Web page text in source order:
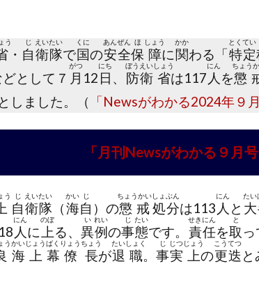
う
・ 自
じ
衛
えい
隊
たい
で国
くに
の安
あん
全
ぜん
保
ほ
障
しょう
に関
かか
わる「特
とく
定
てい
として７ 月
がつ
12 日
にち
、 防
ぼう
衛
えい
省
しょう
は117 人
にん
を懲
ちょう
としました。（ 「Newsがわかる2024年９月
「月刊Newsがわかる９月
上
う
自
じ
衛
えい
隊
たい
（海
かい
自
じ
）の懲戒
ちょうかい
処
しょ
分
ぶん
は113 人
にん
と 大
たい
人
にん
に 上
のぼ
る、 異
い
例
れい
の事
じ
態
たい
です。 責
せき
任
にん
を取
と
っ
う
海
かい
上
じょう
幕
ばく
僚
りょう
長
ちょう
が退
たい
職
しょく
事
じ
実
じつ
上
じょう
の更
こう
迭
てつ
と